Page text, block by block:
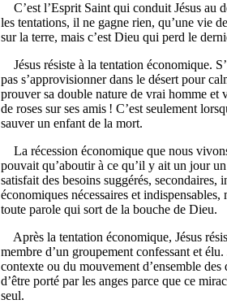
C’est l’Esprit Saint qui conduit Jésus au
les tentations, il ne gagne rien, qu’une vie
sur la terre, mais c’est Dieu qui perd le
Jésus résiste à la tentation économique.
pas s’approvisionner dans le désert pour
prouver sa double nature de vrai homme et
de roses sur ses amis ! C’est seulement
sauver un enfant de la mort.
La récession économique que nous
pouvait qu’aboutir à ce qu’il y ait un jour
satisfait des besoins suggérés,
économiques nécessaires et
toute parole qui sort de la bouche de Dieu.
Après la tentation économique, Jésus
membre d’un groupement confessant et
contexte ou du mouvement d’ensemble
d’être porté par les anges parce que ce
seul.